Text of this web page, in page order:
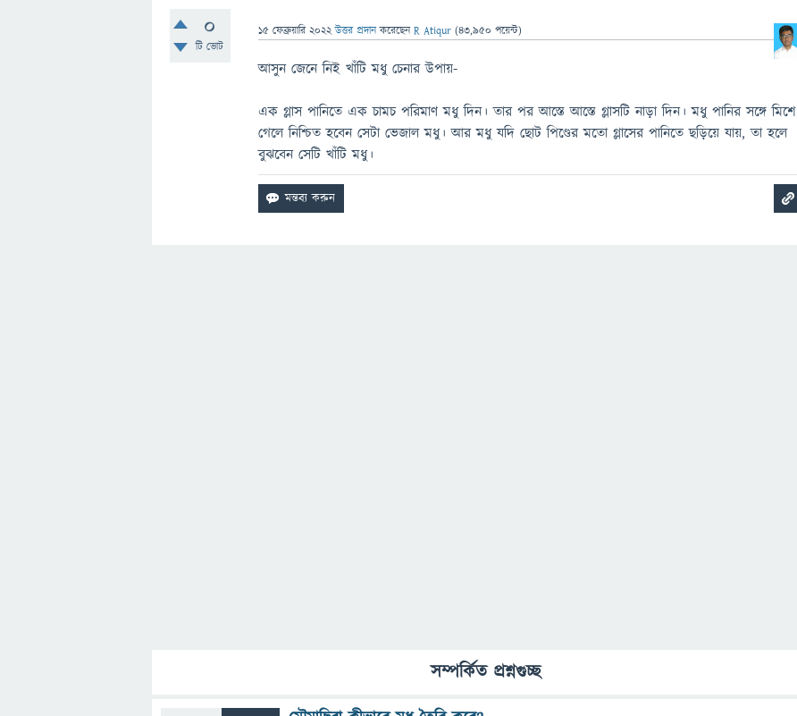
0
টি ভোট
15 ফেব্রুয়ারি 2022 উত্তর প্রদান করেছেনR Atiqur (43,950 পয়েন্ট)
আসুন জেনে নিই খাঁটি মধু চেনার উপায়-
এক গ্লাস পানিতে এক চামচ পরিমাণ মধু দিন। তার পর আস্তে আস্তে গ্লাসটি নাড়া দিন। মধু পানির সঙ্গে মিশে
গেলে নিশ্চিত হবেন সেটা ভেজাল মধু। আর মধু যদি ছোট পিণ্ডের মতো গ্লাসের পানিতে ছড়িয়ে যায়, তা হলে
বুঝবেন সেটি খাঁটি মধু।
সম্পর্কিত প্রশ্নগুচ্ছ